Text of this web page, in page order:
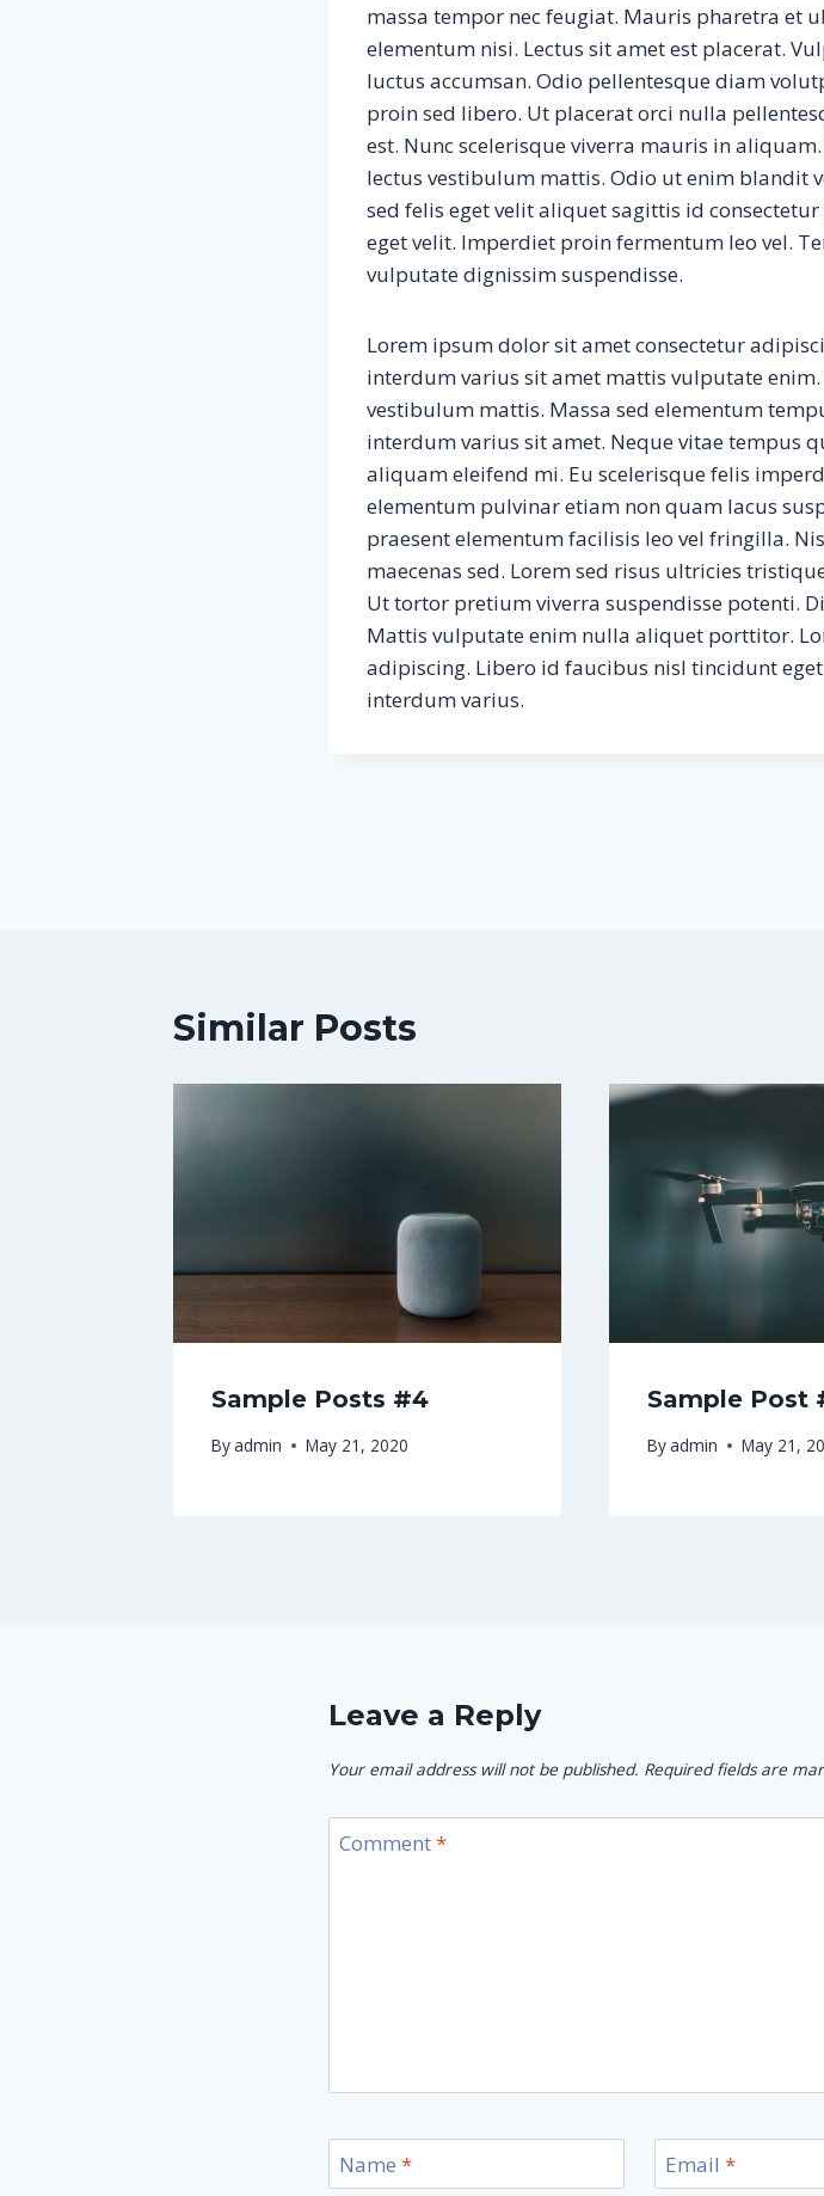
massa tempor nec feugiat. Mauris pharetra et
elementum nisi. Lectus sit amet est placerat.
luctus accumsan. Odio pellentesque diam
proin sed libero. Ut placerat orci nulla
est. Nunc scelerisque viverra mauris in
lectus vestibulum mattis. Odio ut enim blandit
sed felis eget velit aliquet sagittis id
eget velit. Imperdiet proin fermentum leo vel.
vulputate dignissim suspendisse.
Lorem ipsum dolor sit amet consectetur
interdum varius sit amet mattis vulputate
vestibulum mattis. Massa sed elementum
interdum varius sit amet. Neque vitae tempus
aliquam eleifend mi. Eu scelerisque felis
elementum pulvinar etiam non quam lacus
praesent elementum facilisis leo vel fringilla.
maecenas sed. Lorem sed risus ultricies
Ut tortor pretium viverra suspendisse potenti.
Mattis vulputate enim nulla aliquet porttitor.
adipiscing. Libero id faucibus nisl tincidunt
interdum varius.
Similar Posts
Sample Posts #4
Byadmin May 21, 2020
Sample Post
Byadmin May 21,
Leave a Reply
Your email address will not be published. Required fields are
Comment*
Name * Email *